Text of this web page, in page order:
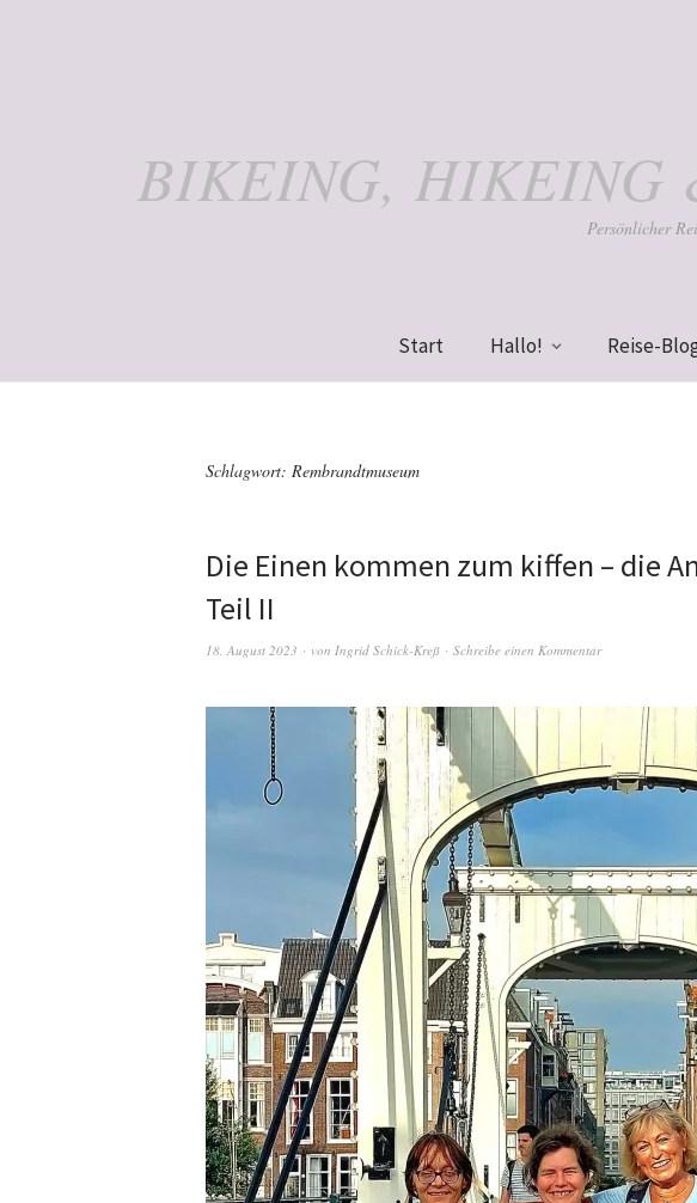
BIKEING, HIKEING
Persönlicher
Start Hallo! Reise-
Schlagwort: Rembrandtmuseum
Die Einen kommen zum kiffen – die
Teil II
18. August 2023 von Ingrid Schick-Kreß Schreibe einen Kommentar